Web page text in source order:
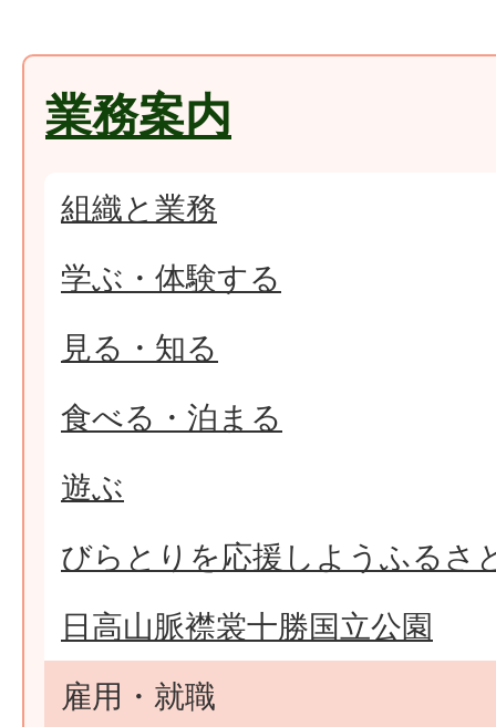
業務案内
組織と業務
学ぶ・体験する
見る・知る
食べる・泊まる
遊ぶ
びらとりを応援しようふるさ
日高山脈襟裳十勝国立公園
雇用・就職